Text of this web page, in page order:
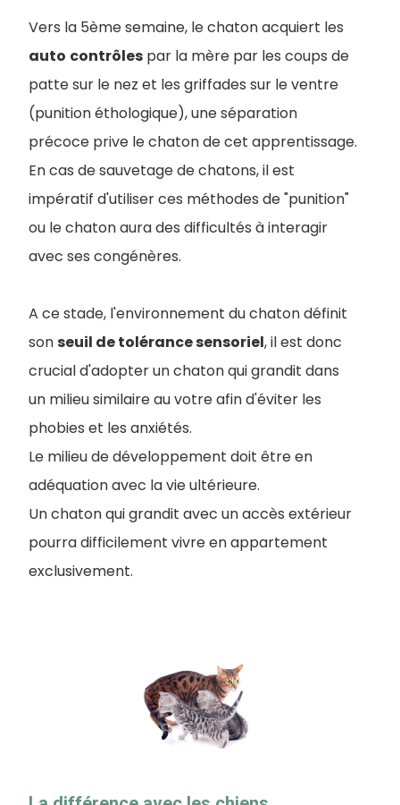
Vers la 5ème semaine, le chaton acquiert les
auto contrôles par la mère par les coups de
patte sur le nez et les griffades sur le ventre
(punition éthologique), une séparation
précoce prive le chaton de cet apprentissage.
En cas de sauvetage de chatons, il est
impératif d'utiliser ces méthodes de "punition"
ou le chaton aura des difficultés à interagir
avec ses congénères.
A ce stade, l'environnement du chaton définit
sonseuil de tolérance sensoriel, il est donc
crucial d'adopter un chaton qui grandit dans
un milieu similaire au votre afin d'éviter les
phobies et les anxiétés.
Le milieu de développement doit être en
adéquation avec la vie ultérieure.
Un chaton qui grandit avec un accès extérieur
pourra difficilement vivre en appartement
exclusivement.